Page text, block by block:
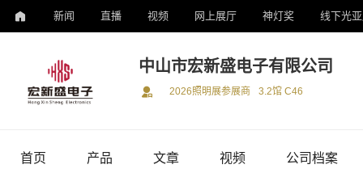
新闻 直播 视频 网上展厅 神灯奖 线下光
中山市宏新盛电子有限公司
2026照明展参展商 3.2馆 C46
首页 产品 文章 视频 公司档案